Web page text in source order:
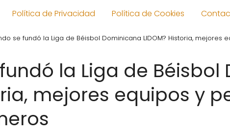
Política de Privacidad Política de Cookies
se fundó la Liga de Béisbol Dominicana LIDOM? Historia, mejores
la Liga de Béisbol
mejores equipos y